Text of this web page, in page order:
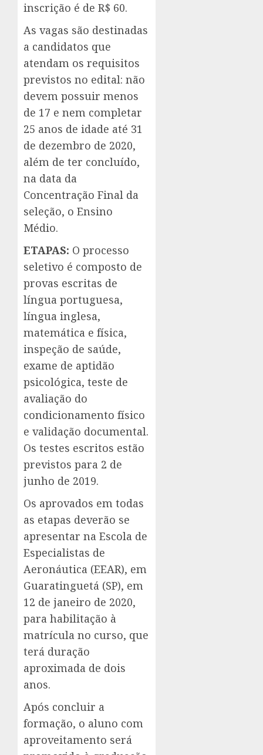
inscrição é de R$ 60.
As vagas são destinadas
a candidatos que
atendam os requisitos
previstos no edital: não
devem possuir menos
de 17 e nem completar
25 anos de idade até 31
de dezembro de 2020,
além de ter concluído,
na data da
Concentração Final da
seleção, o Ensino
Médio.
ETAPAS: O processo
seletivo é composto de
provas escritas de
língua portuguesa,
língua inglesa,
matemática e física,
inspeção de saúde,
exame de aptidão
psicológica, teste de
avaliação do
condicionamento físico
e validação documental.
Os testes escritos estão
previstos para 2 de
junho de 2019.
Os aprovados em todas
as etapas deverão se
apresentar na Escola de
Especialistas de
Aeronáutica (EEAR), em
Guaratinguetá (SP), em
12 de janeiro de 2020,
para habilitação à
matrícula no curso, que
terá duração
aproximada de dois
anos.
Após concluir a
formação, o aluno com
aproveitamento será